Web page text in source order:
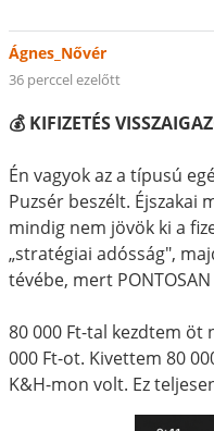
Ágnes_Nővér
36 perccel ezelőtt
💰 KIFIZETÉS
Én vagyok az a típusú
Puzsér beszélt. Éjszakai
mindig nem jövök ki a
„stratégiai adósság",
tévébe, mert
80 000 Ft-tal kezdtem öt
000 Ft-ot. Kivettem 80
K&H-mon volt. Ez